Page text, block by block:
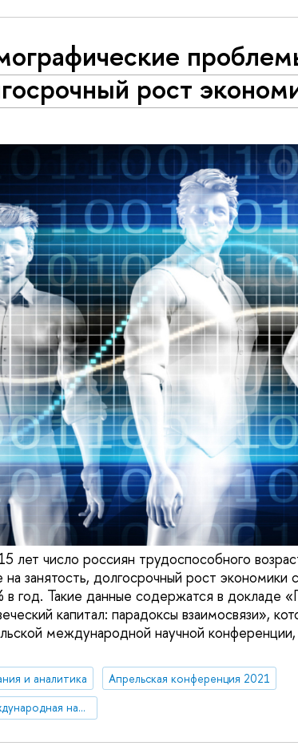
рост
лет число россиян трудоспособного
на занятость, долгосрочный рост экономики
год. Такие данные содержатся в докладе
капитал: парадоксы взаимосвязи»,
международной научной
и аналитика
Апрельская конференция 2021
XXII Апрельская международная научная конференция по проблемам развития экономики и общества